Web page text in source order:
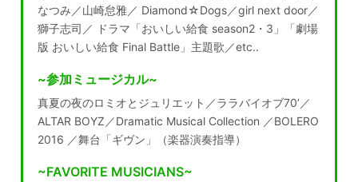
なつみ／山崎怠雅／ Diamond☆Dogs／girl next door／
獅子志司／ ドラマ「おいしい給食 season2・3」「劇場
版 おいしい給食 Final Battle」主題歌／etc..
~参加ミュージカル~
真夏の夜のロミオとジュリエット／ララバイオブ70’／
ALTAR BOYZ／Dramatic Musical Collection ／BOLERO
2016 ／舞台「ギヴン」（楽器演奏指導）
~FAVORITE MUSICIANS~